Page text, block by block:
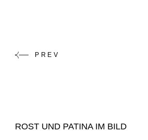
PREV
ROST UND PATINA IM BILD